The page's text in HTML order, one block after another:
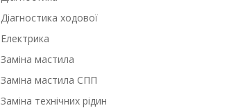
Діагностика ходової
Електрика
Заміна мастила
Заміна мастила СПП
Заміна технічних рідин